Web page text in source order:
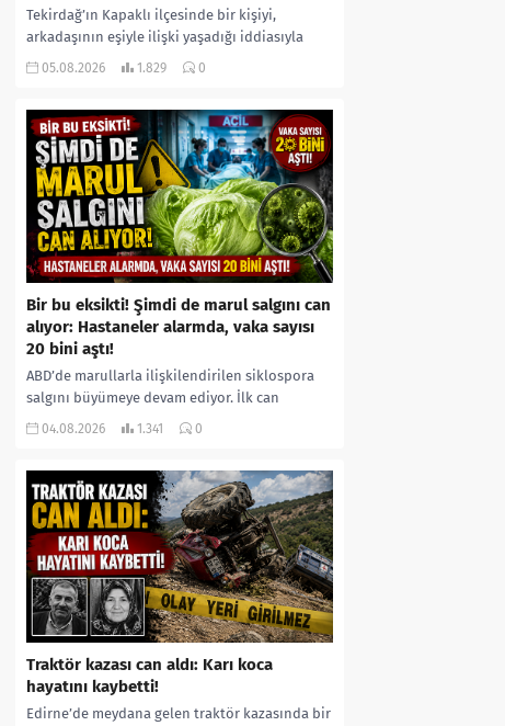
Tekirdağ’ın Kapaklı ilçesinde bir kişiyi,
arkadaşının eşiyle ilişki yaşadığı iddiasıyla
ormanlık alana götürerek zorla kadın
05.08.2026 1.829 0
Bir bu eksikti! Şimdi de marul salgını can
alıyor: Hastaneler alarmda, vaka sayısı
20 bini aştı!
ABD’de marullarla ilişkilendirilen siklospora
salgını büyümeye devam ediyor. İlk can
kayıplarının yaşandığı salgında vaka sayısının
04.08.2026 1.341 0
Traktör kazası can aldı: Karı koca
hayatını kaybetti!
Edirne’de meydana gelen traktör kazasında bir